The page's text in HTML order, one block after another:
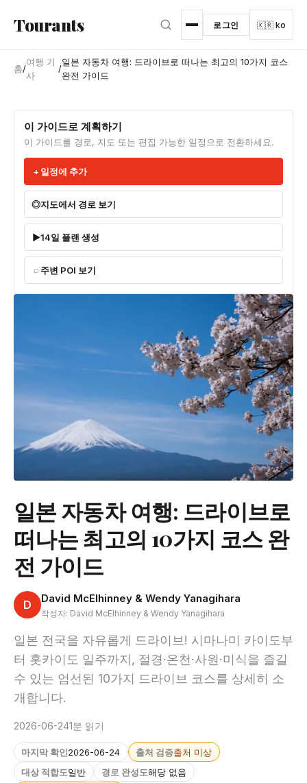
Tourants 로그인 🇰🇷 ko
홈/
여행 기
사
/
일본 자동차 여행: 드라이브로 떠나는 최고의 10가지 코스
완전 가이드
이 가이드로 계획하기
이 가이드를 경로, 지도 또는 편집 가능한 일정으로 전환하세요.
일정에 추가
지도에서 경로 보기
14일 플랜 생성
주변 POI 보기
일본 자동차 여행: 드라이브로
떠나는 최고의 10가지 코스 완
전 가이드
D David McElhinney & Wendy Yanagihara
작성자: David McElhinney & Wendy Yanagihara
일본 전국을 자유롭게 드라이브! 시마나미 카이도부
터 홋카이도 일주까지, 절경·온천·사원·미식을 즐길
수 있는 엄선된 10가지 드라이브 코스를 상세히 소
개합니다.
2026-06-241분 읽기
마지막 확인2026-06-24 출처 검증출처 미상
대상 적합도일반 경로 완성도해당 없음